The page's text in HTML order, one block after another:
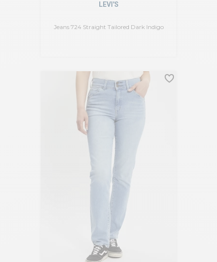
Jeans 724 Straight Tailored Dark Indigo
LEVI'S